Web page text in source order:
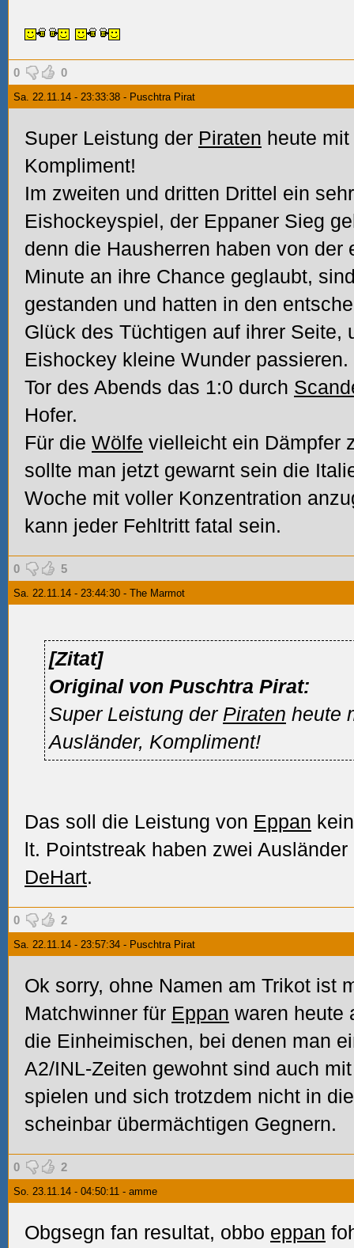
0 0
Sa. 22.11.14 - 23:33:38 - Puschtra Pirat
Super Leistung der Piraten heute
Kompliment!
Im zweiten und dritten Drittel ein
Eishockeyspiel, der Eppaner Sieg
denn die Hausherren haben von der
Minute an ihre Chance geglaubt,
gestanden und hatten in den
Glück des Tüchtigen auf ihrer Seite,
Eishockey kleine Wunder passieren.
Tor des Abends das 1:0 durch
Hofer.
Für die Wölfe vielleicht ein Dämpfer
sollte man jetzt gewarnt sein die
Woche mit voller Konzentration
kann jeder Fehltritt fatal sein.
0 5
Sa. 22.11.14 - 23:44:30 - The Marmot
[Zitat]
Original von Puschtra Pirat:
Super Leistung der Piraten heute
Ausländer, Kompliment!
Das soll die Leistung von Eppan
lt. Pointstreak haben zwei
DeHart.
0 2
Sa. 22.11.14 - 23:57:34 - Puschtra Pirat
Ok sorry, ohne Namen am Trikot ist
Matchwinner für Eppan waren heute
die Einheimischen, bei denen man
A2/INL-Zeiten gewohnt sind auch
spielen und sich trotzdem nicht in
scheinbar übermächtigen Gegnern.
0 2
So. 23.11.14 - 04:50:11 - amme
Obgsegn fan resultat, obbo eppan